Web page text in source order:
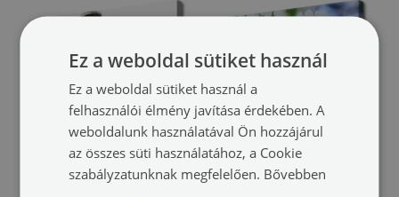
Vászonkép
Orchid Zen Spa Stones
Vászonkép falra
Virág falevelek Nature
Ez a weboldal sütiket használ
Ez a weboldal sütiket használ a
felhasználói élmény javítása érdekében. A
weboldalunk használatával Ön hozzájárul
az összes süti használatához, a Cookie
szabályzatunknak megfelelően. Bővebben